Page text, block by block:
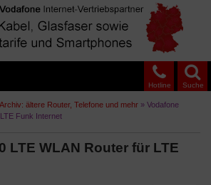
Suche
Hotline
ältere Router, Telefone und mehr » Vodafone
Funk Internet
LTE WLAN Router für LTE